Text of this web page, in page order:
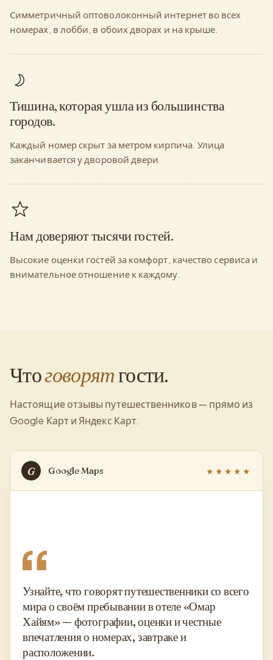
Симметричный оптоволоконный интернет во всех
номерах, в лобби, в обоих дворах и на крыше.
Тишина, которая ушла из большинства
городов.
Каждый номер скрыт за метром кирпича. Улица
заканчивается у дворовой двери.
Нам доверяют тысячи гостей.
Высокие оценки гостей за комфорт, качество сервиса и
внимательное отношение к каждому.
Чтоговорятгости.
Настоящие отзывы путешественников — прямо из
Google Карт и Яндекс Карт.
G Google Maps ★★★★★
Узнайте, что говорят путешественники со всего
мира о своём пребывании в отеле «Омар
Хайям» — фотографии, оценки и честные
впечатления о номерах, завтраке и
расположении.